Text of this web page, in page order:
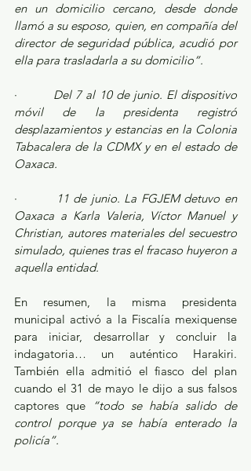
en un domicilio cercano, desde donde
llamó a su esposo, quien, en compañía del
director de seguridad pública, acudió por
ella para trasladarla a su domicilio”.
· Del 7 al 10 de junio. El dispositivo
móvil de la presidenta registró
desplazamientos y estancias en la Colonia
Tabacalera de la CDMX y en el estado de
Oaxaca.
·
11 de junio. La FGJEM detuvo en
Oaxaca a Karla Valeria, Víctor Manuel y
Christian, autores materiales del secuestro
simulado, quienes tras el fracaso huyeron a
aquella entidad.
En resumen, la misma presidenta
municipal activó a la Fiscalía mexiquense
para iniciar, desarrollar y concluir la
indagatoria… un auténtico Harakiri.
También ella admitió el fiasco del plan
cuando el 31 de mayo le dijo a sus falsos
captores que
“todo se había salido de
control porque ya se había enterado la
policía”.